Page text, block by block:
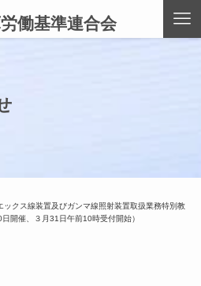
働基準連合会
ックス線装置及びガンマ線照射装置取扱業務特別教
開催、３月31日午前10時受付開始）